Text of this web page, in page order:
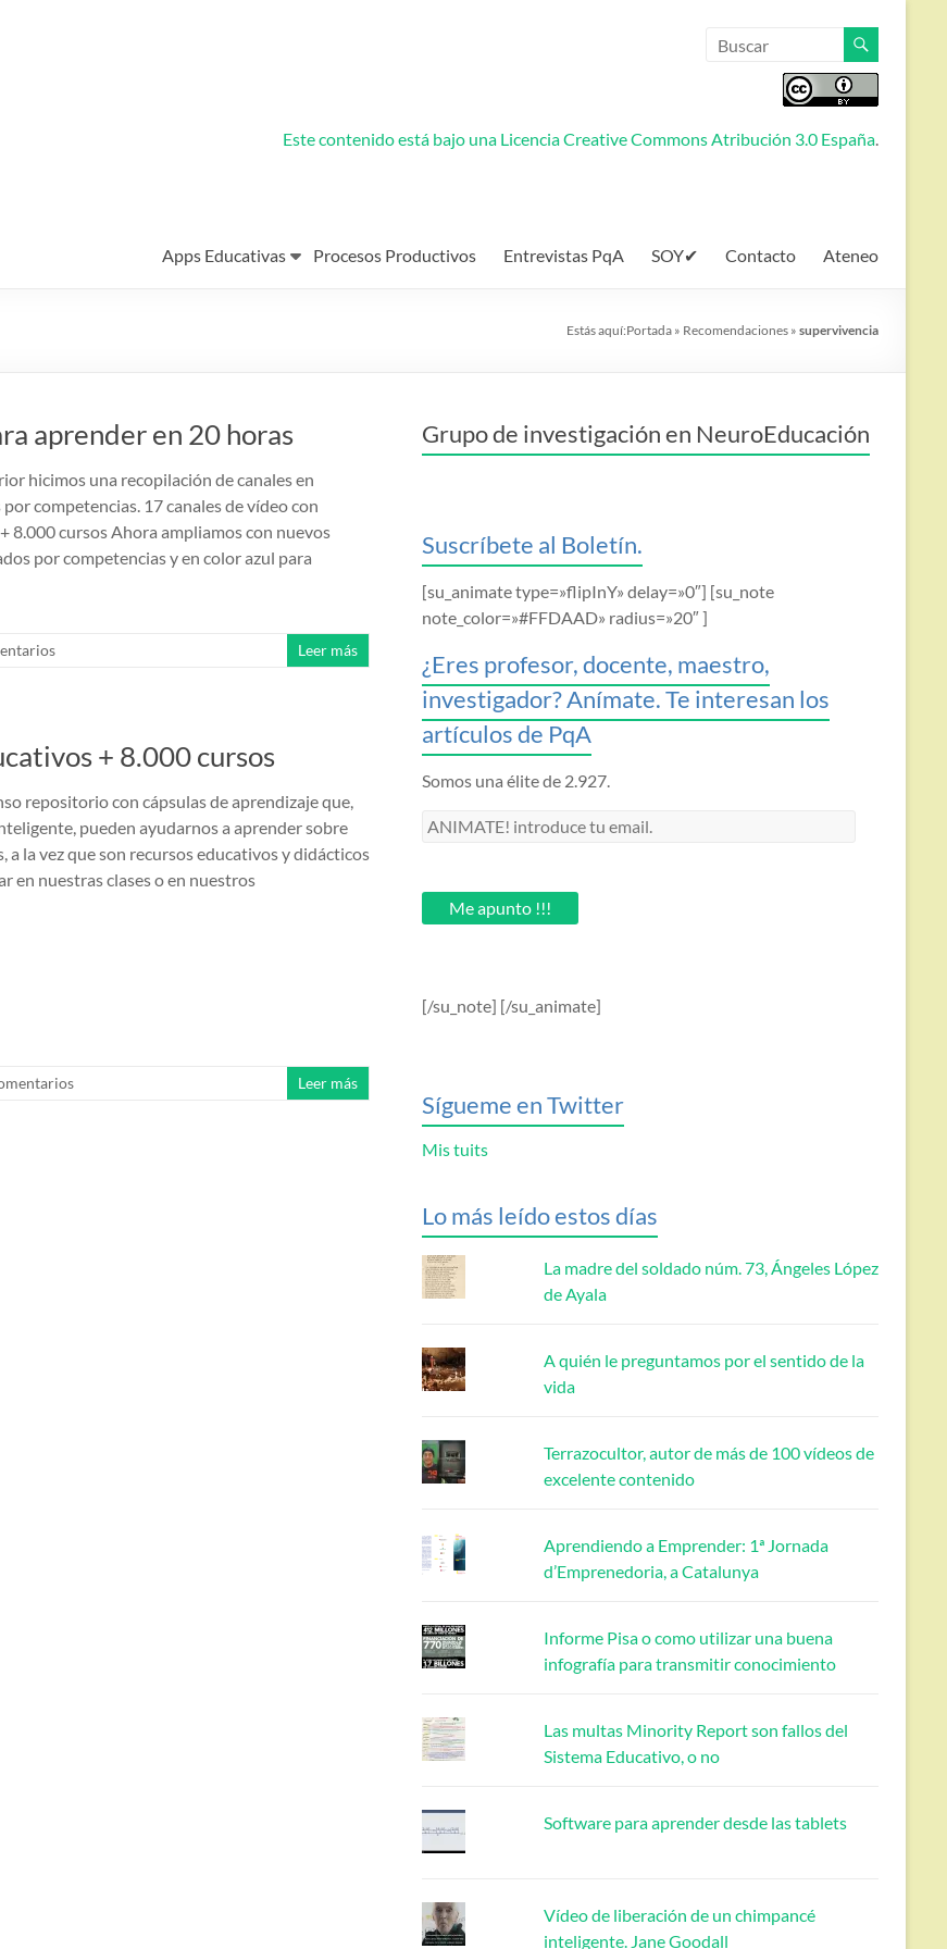
Este contenido está bajo una Licencia Creative Commons Atribución 3.0 España.
Apps Educativas Procesos Productivos Entrevistas PqA SOY✔ Contacto Ateneo
Estás aquí:Portada » Recomendaciones » supervivencia
aprender en 20 horas
hicimos una recopilación de canales en
competencias. 17 canales de vídeo con
8.000 cursos Ahora ampliamos con nuevos
por competencias y en color azul para
Leer más
+ 8.000 cursos
repositorio con cápsulas de aprendizaje que,
pueden ayudarnos a aprender sobre
a la vez que son recursos educativos y didácticos
en nuestras clases o en nuestros
Leer más
Grupo de investigación en NeuroEducación
Suscríbete al Boletín.
[su_animate type=»flipInY» delay=»0″] [su_note
note_color=»#FFDAAD» radius=»20″ ]
¿Eres profesor, docente, maestro,
investigador? Anímate. Te interesan los
artículos de PqA
Somos una élite de 2.927.
ANIMATE!
email.Me apunto !!!
[/su_note] [/su_animate]
Sígueme en Twitter
Mis tuits
Lo más leído estos días
La madre del soldado núm. 73, Ángeles López
de Ayala
A quién le preguntamos por el sentido de la
vida
Terrazocultor, autor de más de 100 vídeos de
excelente contenido
Aprendiendo a Emprender: 1ª Jornada
d’Emprenedoria, a Catalunya
Informe Pisa o como utilizar una buena
infografía para transmitir conocimiento
Las multas Minority Report son fallos del
Sistema Educativo, o no
Software para aprender desde las tablets
Vídeo de liberación de un chimpancé
inteligente. Jane Goodall